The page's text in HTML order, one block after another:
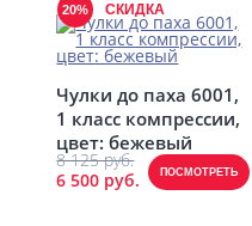
20% СКИДКА
Чулки до паха 6001,
1 класс компрессии,
цвет: бежевый
8 125 руб.
6 500 руб.
ПОСМОТРЕТЬ